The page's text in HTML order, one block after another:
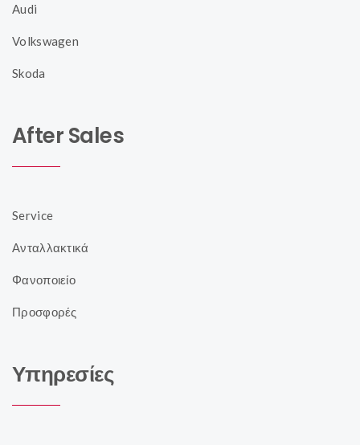
Audi
Volkswagen
Skoda
After Sales
Service
Ανταλλακτικά
Φανοποιείο
Προσφορές
Υπηρεσίες